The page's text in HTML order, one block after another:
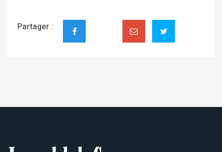
Partager :